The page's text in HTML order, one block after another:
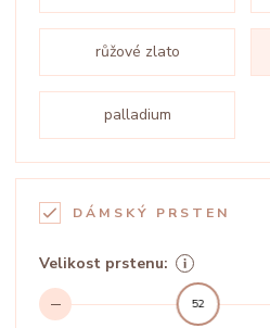
růžové zlato
palladium
DÁMSKÝ PRSTEN
Velikost prstenu:
52